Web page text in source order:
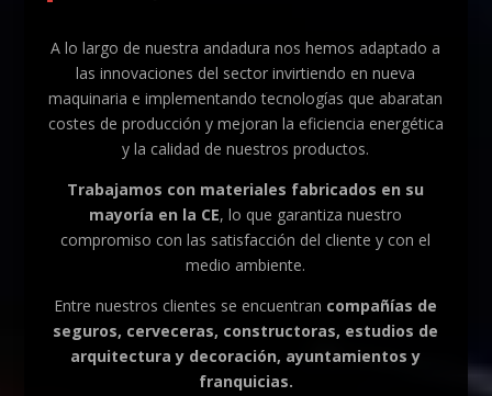
A lo largo de nuestra andadura nos hemos adaptado a
las innovaciones del sector invirtiendo en nueva
maquinaria e implementando tecnologías que abaratan
costes de producción y mejoran la eficiencia energética
y la calidad de nuestros productos.
Trabajamos con materiales fabricados en su
mayoría en la CE, lo que garantiza nuestro
compromiso con las satisfacción del cliente y con el
medio ambiente.
Entre nuestros clientes se encuentran compañías de
seguros, cerveceras, constructoras, estudios de
arquitectura y decoración, ayuntamientos y
franquicias.